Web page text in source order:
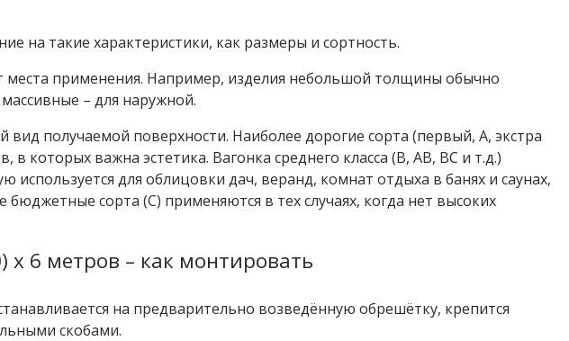
на такие характеристики, как размеры и сортность.
места применения. Например, изделия небольшой толщины обычно
– для наружной.
получаемой поверхности. Наиболее дорогие сорта (первый, А, экстра
которых важна эстетика. Вагонка среднего класса (B, AB, BC и т.д.)
для облицовки дач, веранд, комнат отдыха в банях и саунах,
сорта (С) применяются в тех случаях, когда нет высоких
x 6 метров – как монтировать
на предварительно возведённую обрешётку, крепится
скобами.